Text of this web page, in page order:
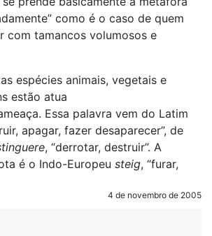
como é o caso de quem
com tamancos volumosos e
espécies animais, vegetais e
estão atua
Essa palavra vem do Latim
apagar, fazer desaparecer”, de
, “derrotar, destruir”. A
é o Indo-Europeu steig, “furar,
4 de novembro de 2005